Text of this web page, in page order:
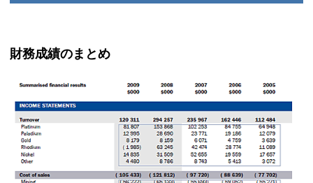
財務成績のまとめ